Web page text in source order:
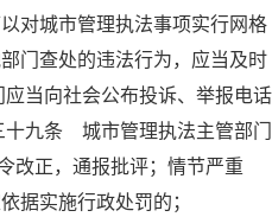
城市管理执法事项实行网格
查处的违法行为，应当及时
向社会公布投诉、举报电话
条 城市管理执法主管部门
改正，通报批评；情节严重
依据实施行政处罚的；